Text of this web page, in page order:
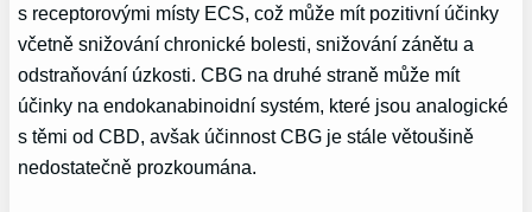
s receptorovými místy ECS, což může mít pozitivní účinky
včetně snižování chronické bolesti, snižování zánětu a
odstraňování úzkosti. CBG na druhé straně může mít
účinky na endokanabinoidní systém, které jsou analogické
s těmi od CBD, avšak účinnost CBG je stále větoušině
nedostatečně prozkoumána.